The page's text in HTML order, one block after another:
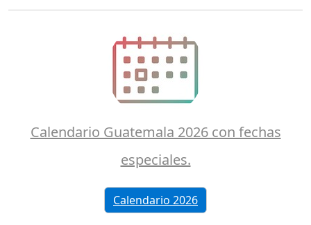
Calendario Guatemala 2026 con fechas
especiales.
Calendario 2026